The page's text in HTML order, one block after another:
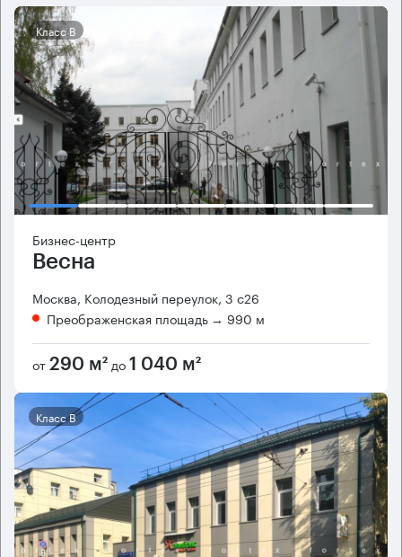
Класс B
Бизнес-центр
Весна
Москва, Колодезный переулок, 3 с26
Преображенская площадь → 990 м
от 290 м² до 1 040 м²
Класс B